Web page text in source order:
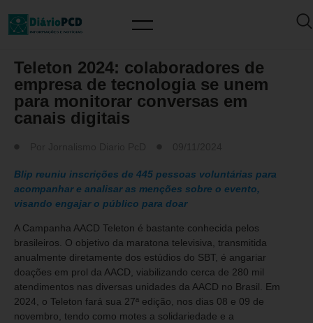
Teleton 2024: colaboradores de
empresa de tecnologia se unem
para monitorar conversas em
canais digitais
Blip reuniu inscrições de 445 pessoas voluntárias para
acompanhar e analisar as menções sobre o evento,
visando engajar o público para doar
A Campanha AACD Teleton é bastante conhecida pelos
brasileiros. O objetivo da maratona televisiva, transmitida
anualmente diretamente dos estúdios do SBT, é angariar
doações em prol da AACD, viabilizando cerca de 280 mil
atendimentos nas diversas unidades da AACD no Brasil. Em
2024, o Teleton fará sua 27ª edição, nos dias 08 e 09 de
novembro, tendo como motes a solidariedade e a